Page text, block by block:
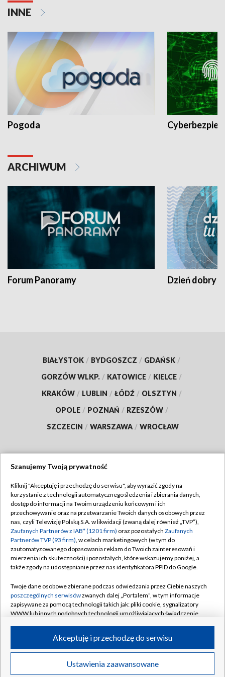
INNE
Pogoda
ARCHIWUM
Forum Panoramy Dzień dobry
BIAŁYSTOK / BYDGOSZCZ / GDAŃSK /
GORZÓW WLKP. / KATOWICE / KIELCE /
KRAKÓW / LUBLIN / ŁÓDŹ / OLSZTYN /
OPOLE / POZNAŃ / RZESZÓW /
SZCZECIN / WARSZAWA / WROCŁAW
TVP
Abonament TVP
Emisja w TVP
Centrum informacji TVP
Naziemna Telewizja Cyfrowa
Rada Programowa
System NOS
Informacje o nadawcy
Program dla prasy
Ogłoszenie przetargowe
Regulamin TVP
Polityka prywatności
Moje zgody
Pomoc
Kontakt
Kanały
©2026 Telewizja Polska S.A. w likwidacji
Szanujemy Twoją prywatność
Kliknij "Akceptuję i przechodzę do serwisu", aby wyrazić zgody na
korzystanie z technologii automatycznego śledzenia i zbierania danych,
dostęp do informacji na Twoim urządzeniu końcowym i ich
przechowywanie oraz na przetwarzanie Twoich danych osobowych przez
nas, czyli Telewizję Polską S.A. w likwidacji (zwaną dalej również „TVP”),
Zaufanych Partnerów z IAB* (1201 firm) oraz pozostałych Zaufanych
Partnerów TVP (93 firm), w celach marketingowych (w tym do
zautomatyzowanego dopasowania reklam do Twoich zainteresowań i
mierzenia ich skuteczności) i pozostałych, które wskazujemy poniżej, a
także zgody na udostępnianie przez nas identyfikatora PPID do Google.
Twoje dane osobowe zbierane podczas odwiedzania przez Ciebie naszych
poszczególnych serwisówzwanych dalej „Portalem”, w tym informacje
zapisywane za pomocą technologii takich jak: pliki cookie, sygnalizatory
WWW lub innych podobnych technologii umożliwiających świadczenie
ruchu w Internecie.
Twoje dane osobowe zbierane podczas odwiedzania przez Ciebie
poszczególnych serwisówna Portalu, takie jak adresy IP, identyfikatory
Ustawienia zaawansowane
Akceptuję i przechodzę do serwisu